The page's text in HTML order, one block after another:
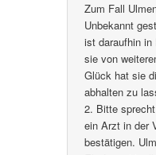
Zum Fall
Unbekannt
ist daraufhin in
sie von
Glück hat sie
abhalten zu
2. Bitte
ein Arzt in der
bestätigen.